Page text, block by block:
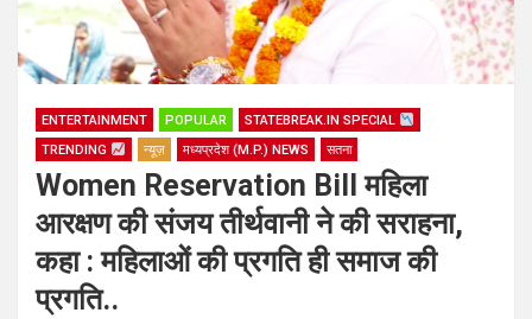
ENTERTAINMENT POPULAR
STATEBREAK.IN SPECIAL
TRENDING
न्यूज़ मध्यप्रदेश (M.P.) NEWS सतना
Women Reservation Bill महिला
आरक्षण की संजय तीर्थवानी ने की सराहना,
कहा : महिलाओं की प्रगति ही समाज की
प्रगति..